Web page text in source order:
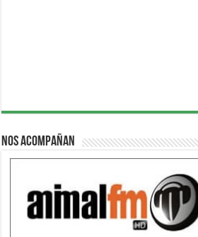
Nos acompañan